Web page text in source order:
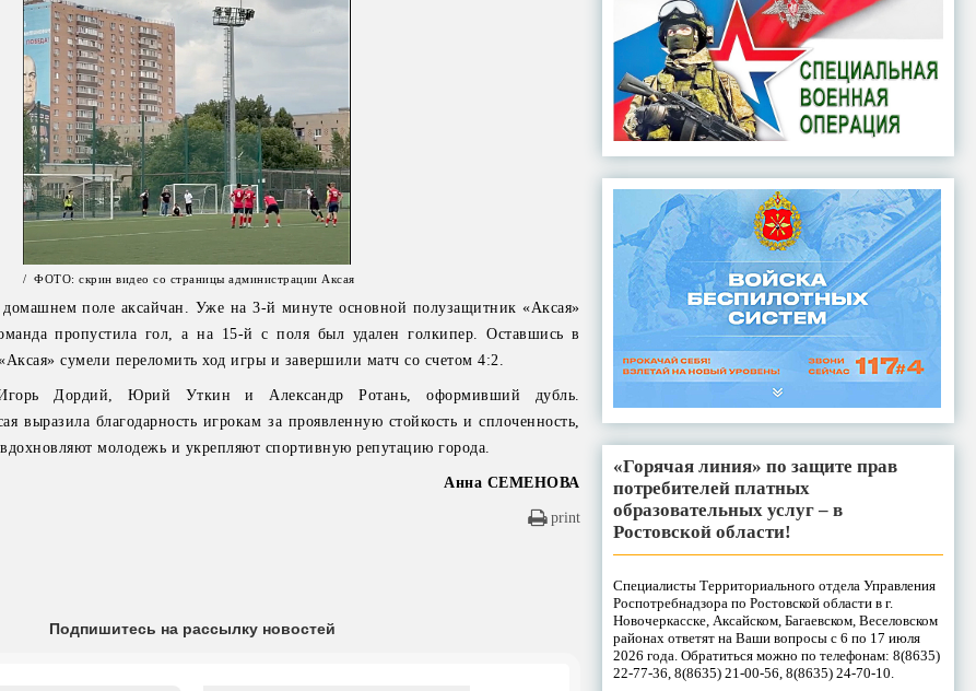
/ ФОТО: скрин видео со страницы администрации Аксая
поле аксайчан. Уже на 3-й минуте основной полузащитник «Аксая»
пропустила гол, а на 15-й с поля был удален голкипер. Оставшись в
сумели переломить ход игры и завершили матч со счетом 4:2.
Дордий, Юрий Уткин и Александр Ротань, оформивший дубль.
выразила благодарность игрокам за проявленную стойкость и сплоченность,
молодежь и укрепляют спортивную репутацию города.
Анна СЕМЕНОВА
print
Подпишитесь на рассылку новостей
«Горячая линия» по защите прав
потребителей платных
образовательных услуг – в
Ростовской области!
Специалисты Территориального отдела Управления
Роспотребнадзора по Ростовской области в г.
Новочеркасске, Аксайском, Багаевском, Веселовском
районах ответят на Ваши вопросы с 6 по 17 июля
2026 года. Обратиться можно по телефонам: 8(8635)
22-77-36, 8(8635) 21-00-56, 8(8635) 24-70-10.